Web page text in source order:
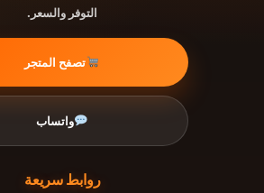
التوفر والسعر.
تصفح المتجر
واتساب
روابط سريعة